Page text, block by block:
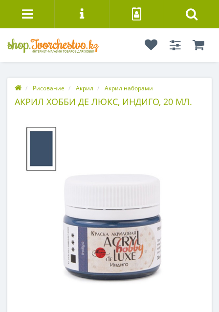
Рисование Акрил Акрил наборами
АКРИЛ ХОББИ ДЕ ЛЮКС, ИНДИГО, 20 МЛ.